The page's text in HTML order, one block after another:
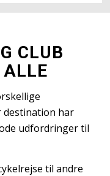
CLUB
ALLE
destination har
udfordringer til
til andre